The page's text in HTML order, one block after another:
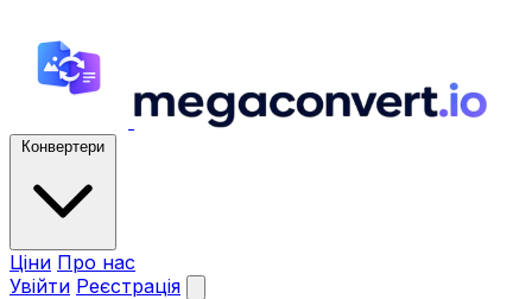
Конвертери
Ціни Про нас
Увійти Реєстрація